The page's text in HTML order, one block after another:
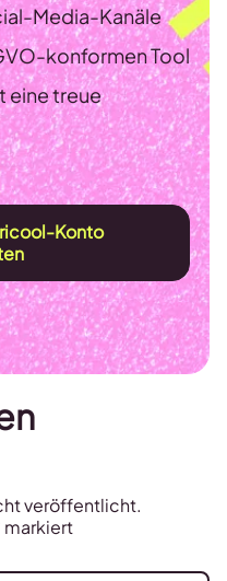
Media-Kanäle
konformen Tool
eine treue
Konto
veröffentlicht.
markiert